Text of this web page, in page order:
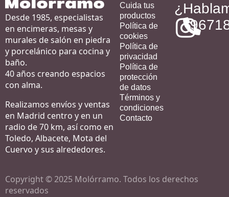
Desde 1985, especialistas
en encimeras, mesas y
murales de salón en piedra
y porcelánico para cocina y
baño.
40 años creando espacios
con alma.
Realizamos envíos y ventas
en Madrid centro y en un
radio de 70 km, así como en
Toledo, Albacete, Mota del
Cuervo y sus alrededores.
Cuida tus
productos
Política de
cookies
Política de
privacidad
Política de
protección
de datos
Términos y
condiciones
Contacto
Copyright © 2025 Molórramo. Todos los derechos
reservados